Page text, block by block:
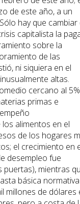
de este año, a un
hay que cambiar
capitalista la
sobre la
de las
ni siquiera en el
altas.
cercano al
primas e
alimentos en el
de los hogares
el crecimiento en
desempleo fue
mientras
básica
millones de dólares